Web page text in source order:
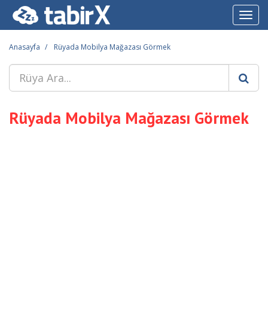
Anasayfa Rüyada Mobilya Mağazası Görmek
Rüyada Mobilya Mağazası Görmek